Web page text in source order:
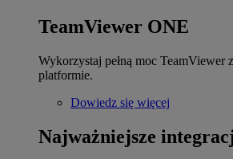
TeamViewer ONE
Wykorzystaj pełną moc TeamViewer
platformie.
Dowiedz się więcej
Najważniejsze